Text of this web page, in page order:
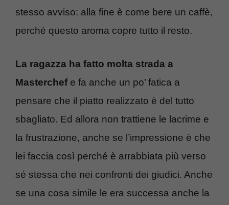
stesso avviso: alla fine è come bere un caffè,
perché questo aroma copre tutto il resto.
La ragazza ha fatto molta strada a
Masterchefe fa anche un po’ fatica a
pensare che il piatto realizzato è del tutto
sbagliato. Ed allora non trattiene le lacrime e
la frustrazione, anche se l’impressione è che
lei faccia così perché è arrabbiata più verso
sé stessa che nei confronti dei giudici. Anche
se una cosa simile le era successa anche la